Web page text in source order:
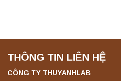
THÔNG TIN LIÊN HỆ
CÔNG TY THUYANHLAB